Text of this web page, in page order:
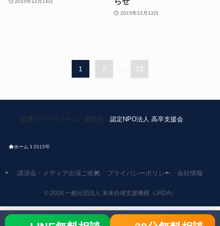
2015年12月13日
1 2 23
提携フリースクール・顧問先： 認定NPO法人 高卒支援会
ホーム 2015年
講演会・メディア出演ご依頼 プライバシーポリシー 会社情報
©2026 一般社団法人 未来自律支援機構（JADA）